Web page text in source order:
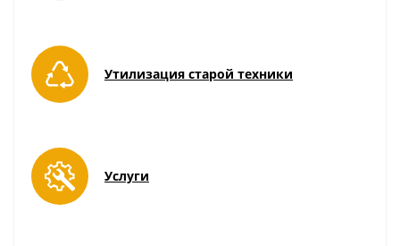
Утилизация старой техники
Услуги